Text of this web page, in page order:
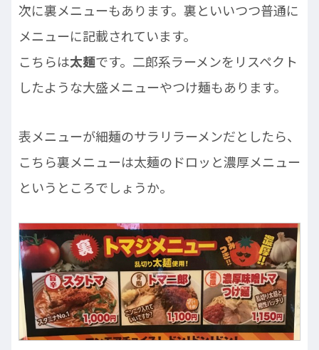
次に裏メニューもあります。裏といいつつ普通に
メニューに記載されています。
こちらは太麺です。二郎系ラーメンをリスペクト
したような大盛メニューやつけ麺もあります。
表メニューが細麺のサラリラーメンだとしたら、
こちら裏メニューは太麺のドロッと濃厚メニュー
というところでしょうか。